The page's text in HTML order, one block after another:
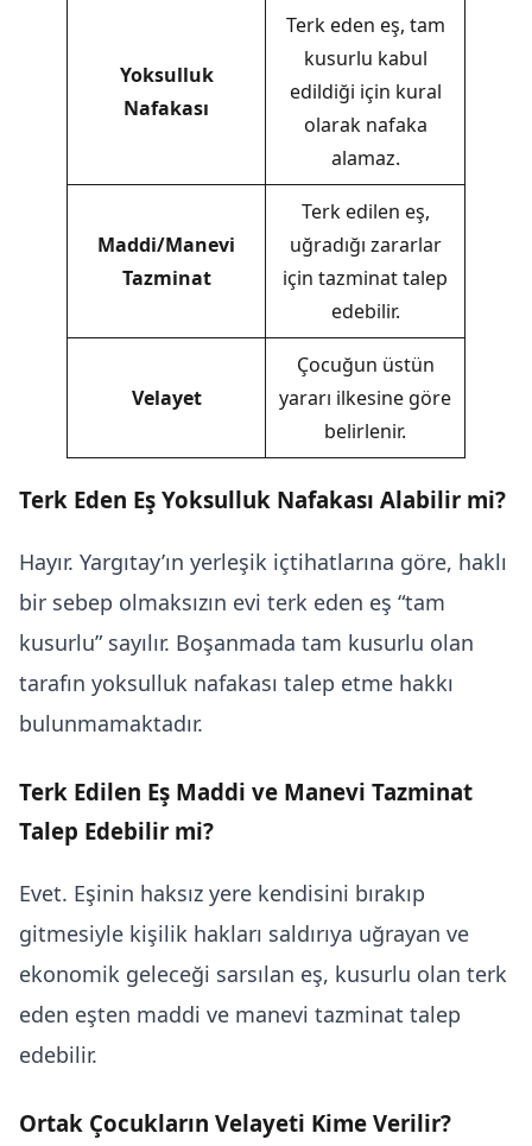
Yoksulluk
Nafakası
Terk eden eş, tam
kusurlu kabul
edildiği için kural
olarak nafaka
alamaz.
Maddi/Manevi
Tazminat
Terk edilen eş,
uğradığı zararlar
için tazminat talep
edebilir.
Velayet
Çocuğun üstün
yararı ilkesine göre
belirlenir.
Terk Eden Eş Yoksulluk Nafakası Alabilir mi?
Hayır. Yargıtay’ın yerleşik içtihatlarına göre, haklı
bir sebep olmaksızın evi terk eden eş “tam
kusurlu” sayılır. Boşanmada tam kusurlu olan
tarafın yoksulluk nafakası talep etme hakkı
bulunmamaktadır.
Terk Edilen Eş Maddi ve Manevi Tazminat
Talep Edebilir mi?
Evet. Eşinin haksız yere kendisini bırakıp
gitmesiyle kişilik hakları saldırıya uğrayan ve
ekonomik geleceği sarsılan eş, kusurlu olan terk
eden eşten maddi ve manevi tazminat talep
edebilir.
Ortak Çocukların Velayeti Kime Verilir?